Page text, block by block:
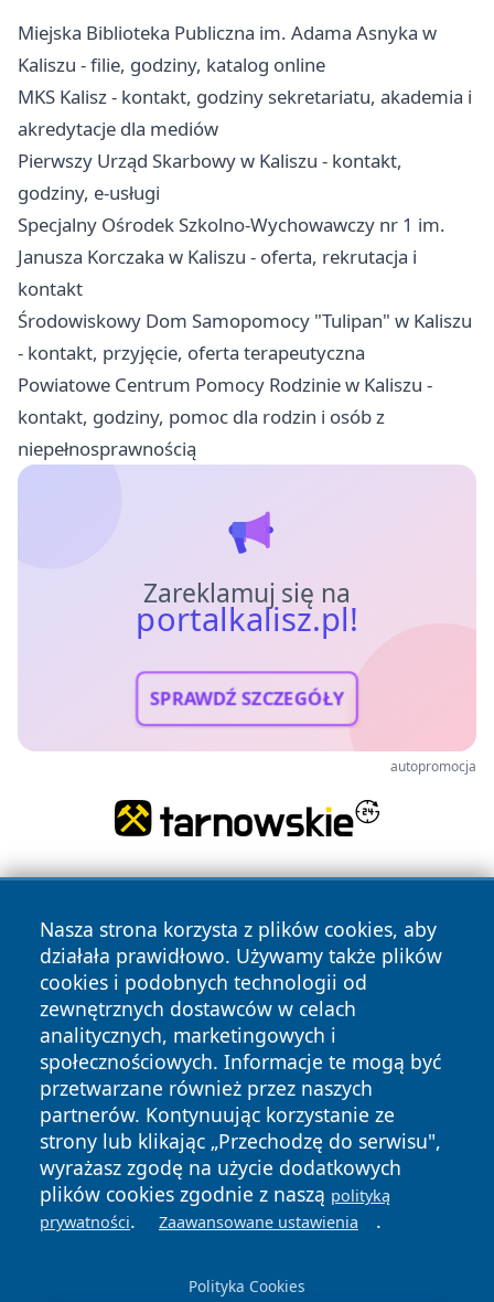
Miejska Biblioteka Publiczna im. Adama Asnyka w
Kaliszu - filie, godziny, katalog online
MKS Kalisz - kontakt, godziny sekretariatu, akademia i
akredytacje dla mediów
Pierwszy Urząd Skarbowy w Kaliszu - kontakt,
godziny, e-usługi
Specjalny Ośrodek Szkolno-Wychowawczy nr 1 im.
Janusza Korczaka w Kaliszu - oferta, rekrutacja i
kontakt
Środowiskowy Dom Samopomocy "Tulipan" w Kaliszu
- kontakt, przyjęcie, oferta terapeutyczna
Powiatowe Centrum Pomocy Rodzinie w Kaliszu -
kontakt, godziny, pomoc dla rodzin i osób z
niepełnosprawnością
Zareklamuj się na
portalkalisz.pl!
SPRAWDŹ SZCZEGÓŁY
autopromocja
Nasza strona korzysta z plików cookies, aby
działała prawidłowo. Używamy także plików
cookies i podobnych technologii od
zewnętrznych dostawców w celach
analitycznych, marketingowych i
społecznościowych. Informacje te mogą być
przetwarzane również przez naszych
partnerów. Kontynuując korzystanie ze
strony lub klikając „Przechodzę do serwisu",
wyrażasz zgodę na użycie dodatkowych
plików cookies zgodnie z naszą polityką
prywatności. Zaawansowane ustawienia .
Polityka Cookies
Copyright © 2026 portalkalisz.pl Wszystkie prawa
zastrzeżone.
News Autorzy
Polityka
Prywatności
Polityka
Cookies